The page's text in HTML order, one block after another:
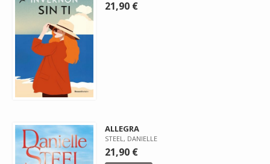
21,90 €
ALLEGRA
STEEL, DANIELLE
21,90 €